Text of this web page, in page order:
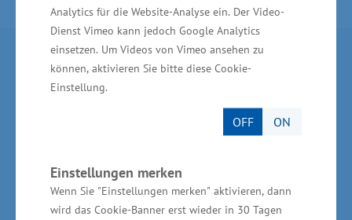
Analytics für die Website-Analyse ein. Der Video-
Dienst Vimeo kann jedoch Google Analytics
einsetzen. Um Videos von Vimeo ansehen zu
können, aktivieren Sie bitte diese Cookie-
Einstellung.
OFF ON
Einstellungen merken
Wenn Sie "Einstellungen merken" aktivieren, dann
wird das Cookie-Banner erst wieder in 30 Tagen
Partner im Land
Ministerium für Wirtschaft, Infrastruktur,
Tourismus und Arbeit Mecklenburg-Vorpommern
Landes MV
BioCon Valley®GmbH